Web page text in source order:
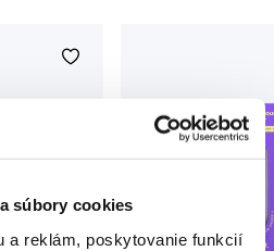
súbory cookies
a reklám, poskytovanie funkcií